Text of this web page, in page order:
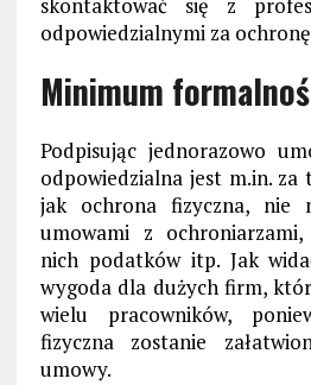
skontaktować się z
odpowiedzialnymi za
Minimum
Podpisując jednorazowo
odpowiedzialna jest m.in. za
jak ochrona fizyczna, nie
umowami z
nich podatków itp. Jak
wygoda dla dużych firm,
wielu pracowników,
fizyczna zostanie
umowy.